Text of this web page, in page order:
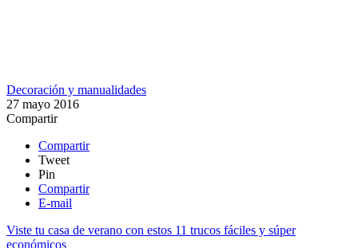
Decoración y manualidades
27 mayo 2016
Compartir
Compartir
Tweet
Pin
Compartir
E-mail
Viste tu casa de verano con estos 11 trucos fáciles y súper
económicos